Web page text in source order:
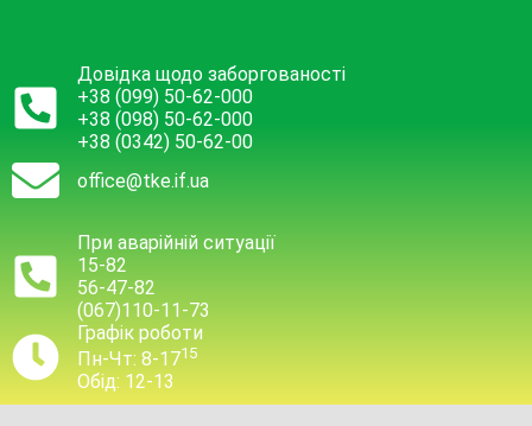
Довідка щодо заборгованості
+38 (099) 50-62-000
+38 (098) 50-62-000
+38 (0342) 50-62-00
office@tke.if.ua
При аварійній ситуації
15-82
56-47-82
(067)110-11-73
Графік роботи
Пн-Чт: 8-1715
Обід: 12-13